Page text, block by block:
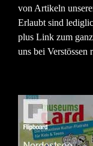
von Artikeln
Erlaubt sind
plus Link zum
uns bei